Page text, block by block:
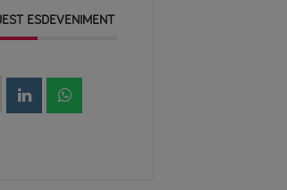
ESDEVENIMENT